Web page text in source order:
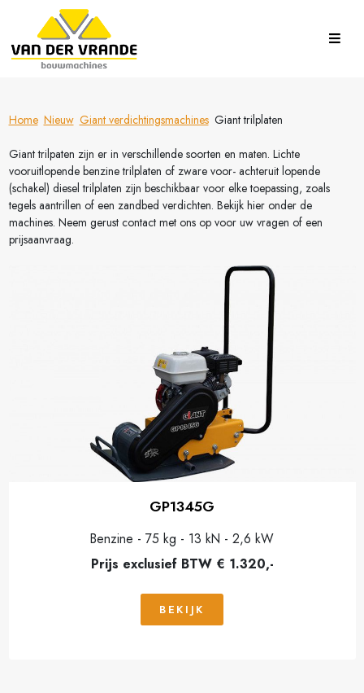
Home Nieuw Giant verdichtingsmachines Giant trilplaten
Giant trilpaten zijn er in verschillende soorten en maten. Lichte
vooruitlopende benzine trilplaten of zware voor- achteruit lopende
(schakel) diesel trilplaten zijn beschikbaar voor elke toepassing, zoals
tegels aantrillen of een zandbed verdichten. Bekijk hier onder de
machines. Neem gerust contact met ons op voor uw vragen of een
prijsaanvraag.
GP1345G
Benzine - 75 kg - 13 kN - 2,6 kW
Prijs exclusief BTW € 1.320,-
BEKIJK